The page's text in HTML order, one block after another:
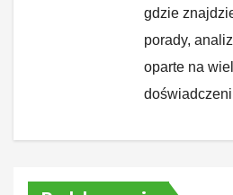
gdzie
porady,
oparte na